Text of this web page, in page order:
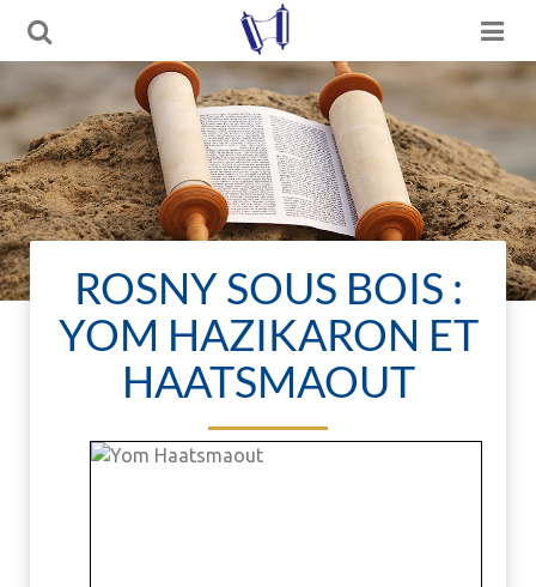
ROSNY SOUS BOIS :
YOM HAZIKARON ET
HAATSMAOUT